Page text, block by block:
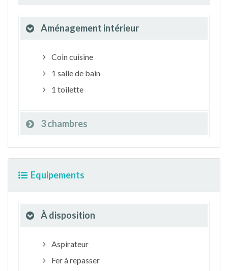
Aménagement intérieur
Coin cuisine
1 salle de bain
1 toilette
3 chambres
Equipements
À disposition
Aspirateur
Fer à repasser